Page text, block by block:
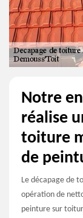
Notre
réalise
toiture
de
Le décapage de
opération de
peinture sur